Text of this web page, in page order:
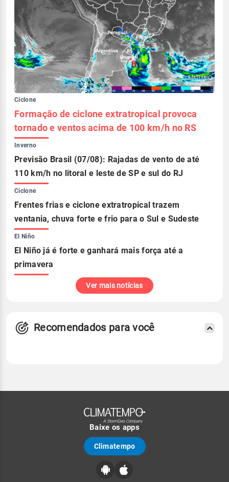
Ciclone
Formação de ciclone extratropical provoca
tornado e ventos acima de 100 km/h no RS
Inverno
Previsão Brasil (07/08): Rajadas de vento de até
110 km/h no litoral e leste de SP e sul do RJ
Ciclone
Frentes frias e ciclone extratropical trazem
ventania, chuva forte e frio para o Sul e Sudeste
El Niño
El Niño já é forte e ganhará mais força até a
primavera
Ver mais notícias
Recomendados para você
Baixe os apps
Climatempo